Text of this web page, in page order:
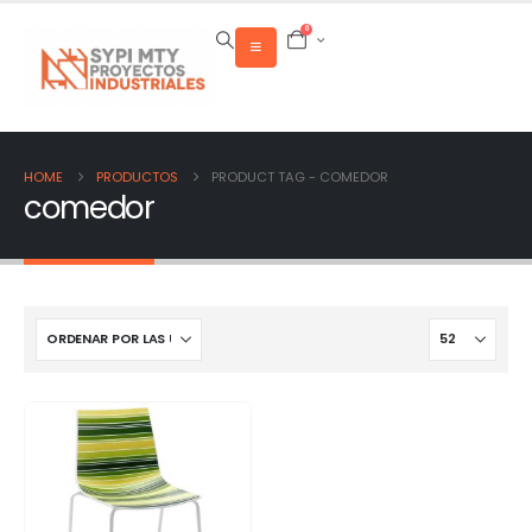
0
HOME PRODUCTOS PRODUCT TAG - COMEDOR
comedor